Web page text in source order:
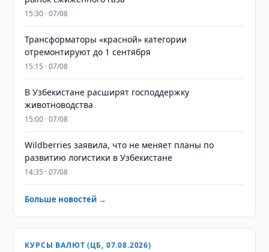
15:30 · 07/08
Трансформаторы «красной» категории
отремонтируют до 1 сентября
15:15 · 07/08
В Узбекистане расширят господдержку
животноводства
15:00 · 07/08
Wildberries заявила, что не меняет планы по
развитию логистики в Узбекистане
14:35 · 07/08
Больше новостей →
КУРСЫ ВАЛЮТ (ЦБ, 07.08.2026)